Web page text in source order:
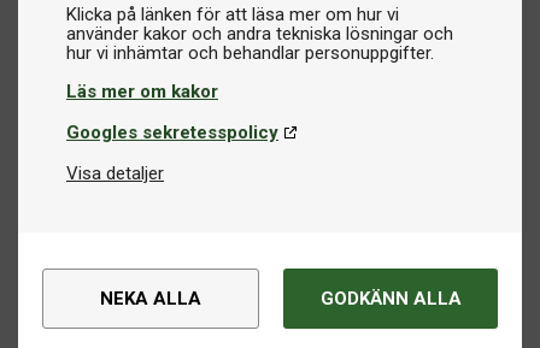
Klicka på länken för att läsa mer om hur vi
använder kakor och andra tekniska lösningar och
Läs mer om kakor
Googles sekretesspolicy
Visa detaljer
NEKA ALLA GODKÄNN ALLA